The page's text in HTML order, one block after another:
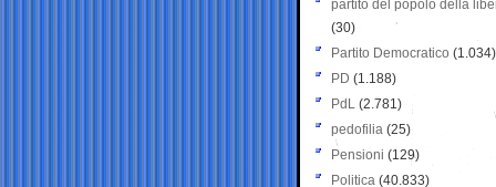
partito del popolo della
(30)
Partito Democratico (1.034)
PD (1.188)
PdL (2.781)
pedofilia (25)
Pensioni (129)
Politica (40.833)